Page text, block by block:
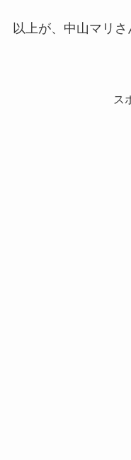
以上が、中山マリさ
ス